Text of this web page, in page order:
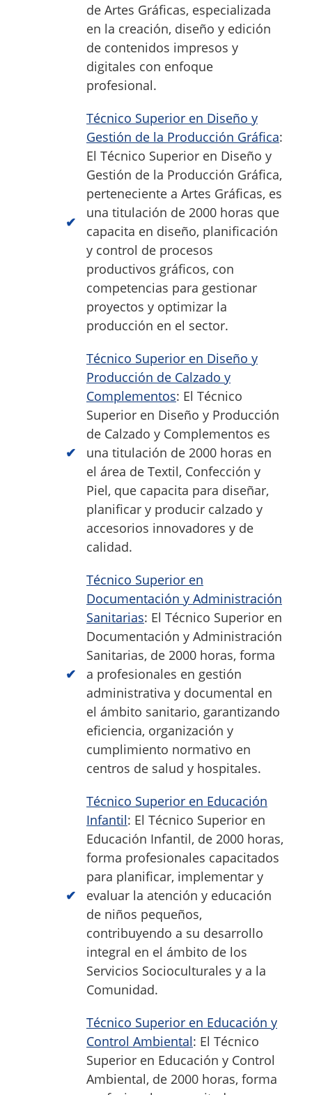
de Artes Gráficas, especializada
en la creación, diseño y edición
de contenidos impresos y
digitales con enfoque
profesional.
Técnico Superior en Diseño y
Gestión de la Producción Gráfica:
El Técnico Superior en Diseño y
Gestión de la Producción Gráfica,
perteneciente a Artes Gráficas, es
una titulación de 2000 horas que
capacita en diseño, planificación
y control de procesos
productivos gráficos, con
competencias para gestionar
proyectos y optimizar la
producción en el sector.
Técnico Superior en Diseño y
Producción de Calzado y
Complementos: El Técnico
Superior en Diseño y Producción
de Calzado y Complementos es
una titulación de 2000 horas en
el área de Textil, Confección y
Piel, que capacita para diseñar,
planificar y producir calzado y
accesorios innovadores y de
calidad.
Técnico Superior en
Documentación y Administración
Sanitarias: El Técnico Superior en
Documentación y Administración
Sanitarias, de 2000 horas, forma
a profesionales en gestión
administrativa y documental en
el ámbito sanitario, garantizando
eficiencia, organización y
cumplimiento normativo en
centros de salud y hospitales.
Técnico Superior en Educación
Infantil: El Técnico Superior en
Educación Infantil, de 2000 horas,
forma profesionales capacitados
para planificar, implementar y
evaluar la atención y educación
de niños pequeños,
contribuyendo a su desarrollo
integral en el ámbito de los
Servicios Socioculturales y a la
Comunidad.
Técnico Superior en Educación y
Control Ambiental: El Técnico
Superior en Educación y Control
Ambiental, de 2000 horas, forma